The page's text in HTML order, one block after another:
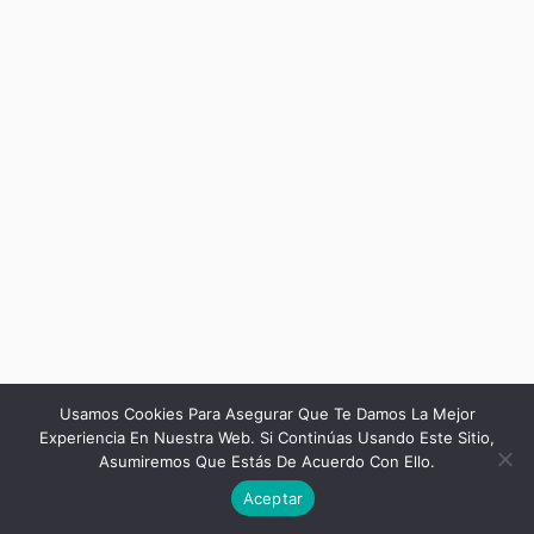
Usamos Cookies Para Asegurar Que Te Damos La Mejor
Experiencia En Nuestra Web. Si Continúas Usando Este Sitio,
Asumiremos Que Estás De Acuerdo Con Ello.
Aceptar